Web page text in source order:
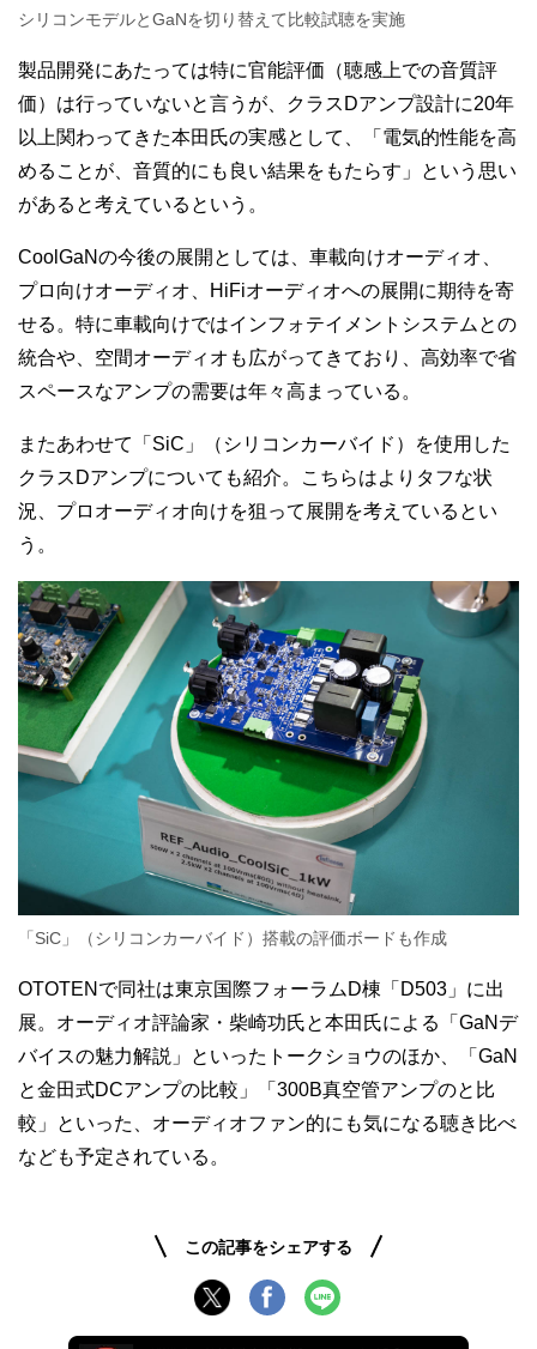
シリコンモデルとGaNを切り替えて比較試聴を実施
製品開発にあたっては特に官能評価（聴感上での音質評
価）は行っていないと言うが、クラスDアンプ設計に20年
以上関わってきた本田氏の実感として、「電気的性能を高
めることが、音質的にも良い結果をもたらす」という思い
があると考えているという。
CoolGaNの今後の展開としては、車載向けオーディオ、
プロ向けオーディオ、HiFiオーディオへの展開に期待を寄
せる。特に車載向けではインフォテイメントシステムとの
統合や、空間オーディオも広がってきており、高効率で省
スペースなアンプの需要は年々高まっている。
またあわせて「SiC」（シリコンカーバイド）を使用した
クラスDアンプについても紹介。こちらはよりタフな状
況、プロオーディオ向けを狙って展開を考えているとい
う。
「SiC」（シリコンカーバイド）搭載の評価ボードも作成
OTOTENで同社は東京国際フォーラムD棟「D503」に出
展。オーディオ評論家・柴崎功氏と本田氏による「GaNデ
バイスの魅力解説」といったトークショウのほか、「GaN
と金田式DCアンプの比較」「300B真空管アンプのと比
較」といった、オーディオファン的にも気になる聴き比べ
なども予定されている。
この記事をシェアする